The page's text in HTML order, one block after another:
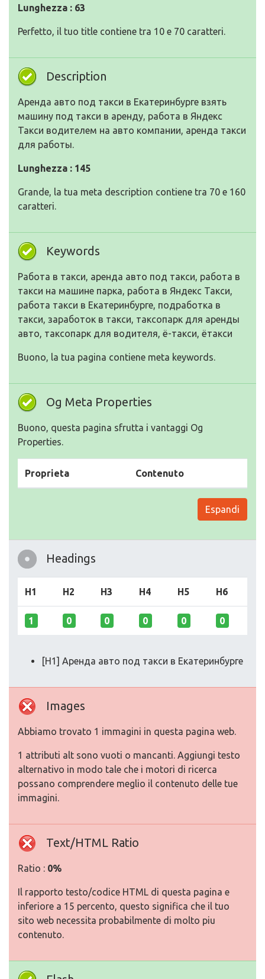
Lunghezza : 63
Perfetto, il tuo title contiene tra 10 e 70 caratteri.
Description
Аренда авто под такси в Екатеринбурге взять
машину под такси в аренду, работа в Яндекс
Такси водителем на авто компании, аренда такси
для работы.
Lunghezza : 145
Grande, la tua meta description contiene tra 70 e 160
caratteri.
Keywords
Работа в такси, аренда авто под такси, работа в
такси на машине парка, работа в Яндекс Такси,
работа такси в Екатеринбурге, подработка в
такси, заработок в такси, таксопарк для аренды
авто, таксопарк для водителя, ё-такси, ётакси
Buono, la tua pagina contiene meta keywords.
Og Meta Properties
Buono, questa pagina sfrutta i vantaggi Og
Properties.
Proprieta Contenuto
Espandi
Headings
H1 H2 H3 H4 H5 H6
1 0 0 0 0 0
[H1] Аренда авто под такси в Екатеринбурге
Images
Abbiamo trovato 1 immagini in questa pagina web.
1 attributi alt sono vuoti o mancanti. Aggiungi testo
alternativo in modo tale che i motori di ricerca
possano comprendere meglio il contenuto delle tue
immagini.
Text/HTML Ratio
Ratio : 0%
Il rapporto testo/codice HTML di questa pagina e
inferiore a 15 percento, questo significa che il tuo
sito web necessita probabilmente di molto piu
contenuto.